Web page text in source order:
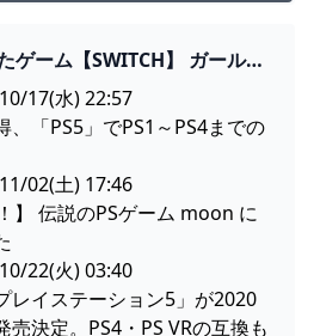
ム【SWITCH】 ガールズ
CHANNEL -
17(水) 22:57
、「PS5」でPS1～PS4までの
02(土) 17:46
】 伝説のPSゲーム moon に
22(火) 03:40
レイステーション5」が2020
決定。PS4・PS VRの互換も